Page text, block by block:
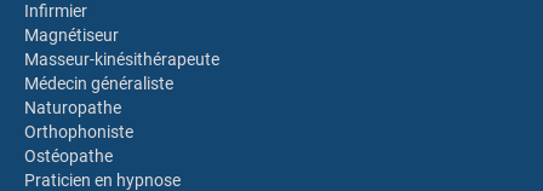
Infirmier
Magnétiseur
Masseur-kinésithérapeute
Médecin généraliste
Naturopathe
Orthophoniste
Ostéopathe
Praticien en hypnose